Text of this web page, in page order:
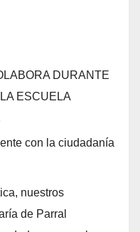
DURANTE
ESCUELA
con la ciudadanía
nuestros
de Parral